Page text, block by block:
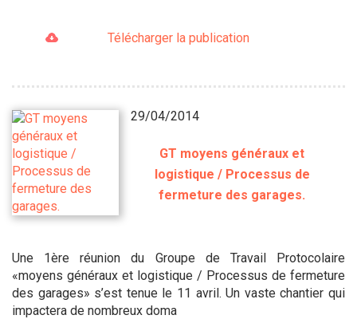
Télécharger la publication
29/04/2014
GT moyens généraux et
logistique / Processus de
fermeture des garages.
Une 1ère réunion du Groupe de Travail Protocolaire
«moyens généraux et logistique / Processus de fermeture
des garages» s’est tenue le 11 avril. Un vaste chantier qui
impactera de nombreux doma